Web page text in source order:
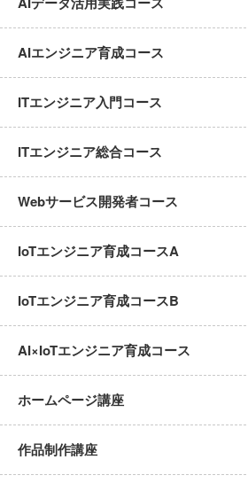
AIエンジニア育成コース
ITエンジニア入門コース
ITエンジニア総合コース
Webサービス開発者コース
IoTエンジニア育成コースA
IoTエンジニア育成コースB
AI×IoTエンジニア育成コース
ホームページ講座
作品制作講座